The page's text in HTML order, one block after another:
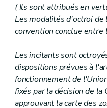
( Ils sont attribués en
Les modalités d'octroi
convention conclue entre
Les incitants sont
dispositions prévues à
fonctionnement de
fixés par la décision de la
approuvant la carte des